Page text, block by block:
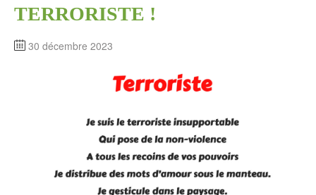
TERRORISTE !
30 décembre 2023